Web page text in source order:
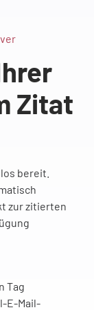
Zitat
bereit.
zur zitierten
Tag
E-Mail-